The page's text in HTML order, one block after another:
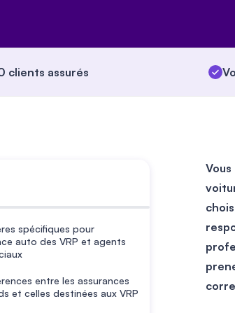
clients assurés
spécifiques pour
auto des VRP et agents
entre les assurances
et celles destinées aux VRP